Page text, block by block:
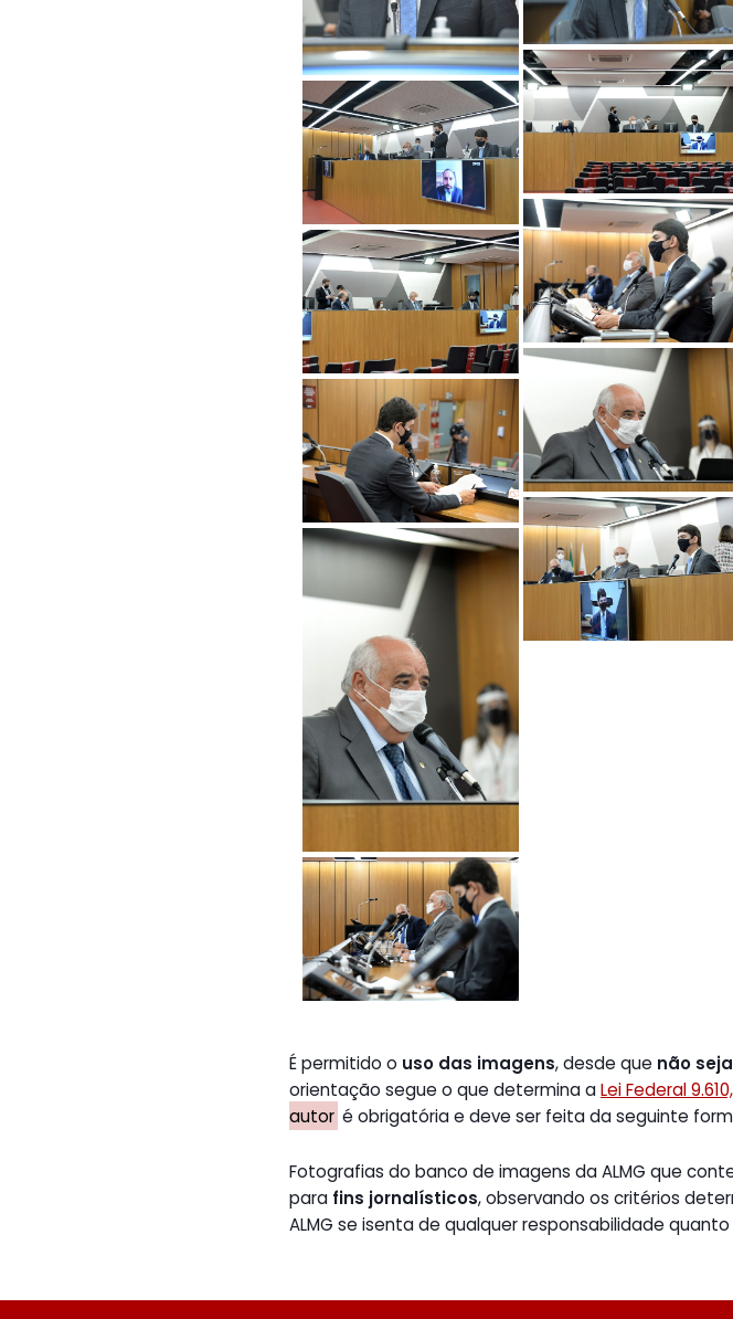
É permitido o uso das imagens, desde que não
orientação segue o que determina aLei Federal 9.610,
autor é obrigatória e deve ser feita da seguinte
Fotografias do banco de imagens da ALMG que
para fins jornalísticos, observando os critérios
ALMG se isenta de qualquer responsabilidade